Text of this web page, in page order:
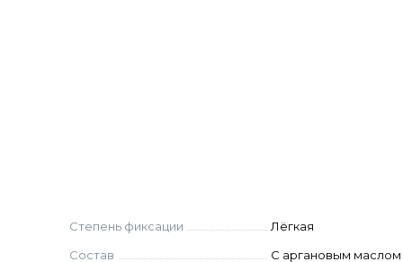
Степень фиксации
Лёгкая
Состав
С аргановым маслом